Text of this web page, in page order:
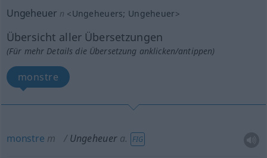
Ungeheuer n <Ungeheuers; Ungeheuer>
Übersicht aller Übersetzungen
(Für mehr Details die Übersetzung anklicken/antippen)
monstre
monstre m Ungeheuer a. FIG